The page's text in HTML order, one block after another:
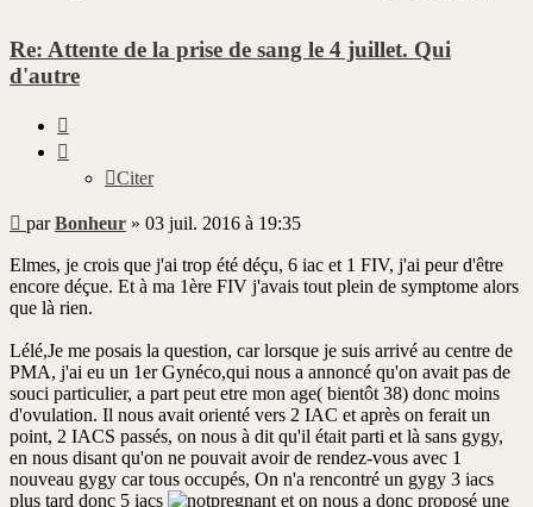
Re: Attente de la prise de sang le 4 juillet. Qui
d'autre
Citer
Message
non
lu
parBonheur » 03 juil. 2016 à 19:35
Elmes, je crois que j'ai trop été déçu, 6 iac et 1 FIV, j'ai peur d'être
encore déçue. Et à ma 1ère FIV j'avais tout plein de symptome alors
que là rien.
Lélé,Je me posais la question, car lorsque je suis arrivé au centre de
PMA, j'ai eu un 1er Gynéco,qui nous a annoncé qu'on avait pas de
souci particulier, a part peut etre mon age( bientôt 38) donc moins
d'ovulation. Il nous avait orienté vers 2 IAC et après on ferait un
point, 2 IACS passés, on nous à dit qu'il était parti et là sans gygy,
en nous disant qu'on ne pouvait avoir de rendez-vous avec 1
nouveau gygy car tous occupés, On n'a rencontré un gygy 3 iacs
plus tard donc 5 iacs
et on nous a donc proposé une